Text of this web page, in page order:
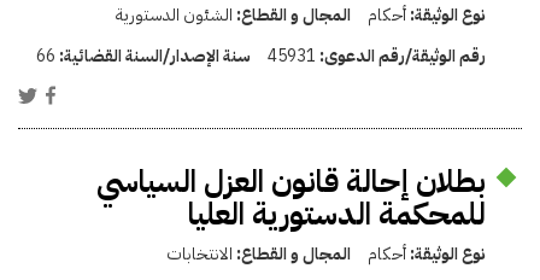
نوع الوثيقة:أحكام المجال و القطاع: الشئون الدستورية
رقم الوثيقة/رقم الدعوى: 45931 سنة الإصدار/السنة القضائية: 66
بطلان إحالة قانون العزل السياسي
للمحكمة الدستورية العليا
نوع الوثيقة:أحكام المجال و القطاع: الانتخابات